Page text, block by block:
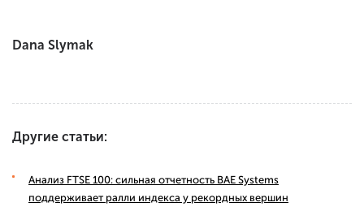
Dana Slymak
Другие статьи:
Анализ FTSE 100: сильная отчетность BAE Systems
поддерживает ралли индекса у рекордных вершин